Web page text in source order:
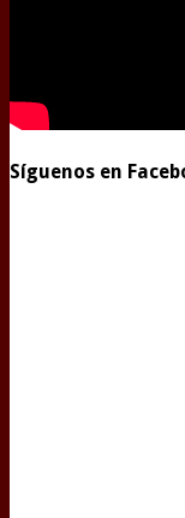
Síguenos en